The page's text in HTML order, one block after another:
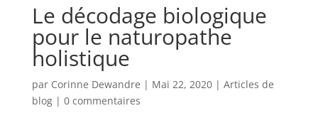
Le décodage biologique
pour le naturopathe
holistique
par Corinne Dewandre | Mai 22, 2020| Articles de
blog| 0 commentaires